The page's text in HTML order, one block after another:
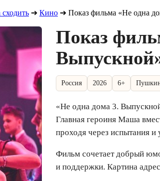
➔ Кино ➔ Показ фильма «Не одна
Показ
Россия 2026 6+
«Не одна дома 3.
Главная героиня Маша
проходя через испытания и
Фильм сочетает добрый
и поддержки. Картина